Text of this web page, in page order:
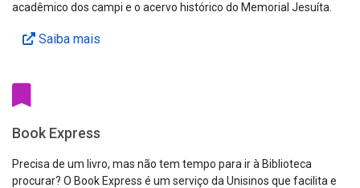
acadêmico dos campi e o acervo histórico do Memorial Jesuíta.
Saiba mais
Book Express
Precisa de um livro, mas não tem tempo para ir à Biblioteca
procurar? O Book Express é um serviço da Unisinos que facilita e